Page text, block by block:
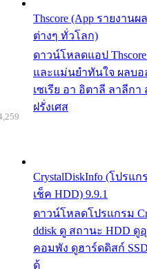
Thscore (App รายงา
ต่างๆ ทั่วโลก)
ดาวน์โหลดแอป
และแม่นยำทันใจ ผลบอ
เซเรีย อา อิตาลี ลาลีกา
ฝรั่งเศส
CrystalDiskInfo (โปรแก
เช็ค HDD) 9.9.1
ดาวน์โหลดโปรแกรม
ddisk ดู สถานะ HDD
คอมพัง ดูฮาร์ดดิสก์ SSD
ด้